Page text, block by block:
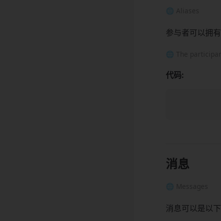
🌐 Aliases
参与者可以拥
🌐 The
代码:
消息
🌐 Messages
消息可以是以